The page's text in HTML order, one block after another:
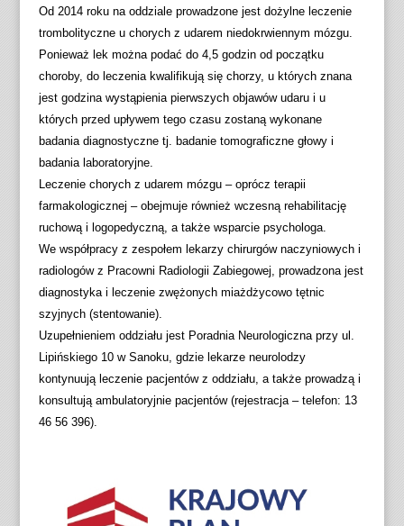
Od 2014 roku na oddziale prowadzone jest dożylne leczenie
trombolityczne u chorych z udarem niedokrwiennym mózgu.
Ponieważ lek można podać do 4,5 godzin od początku
choroby, do leczenia kwalifikują się chorzy, u których znana
jest godzina wystąpienia pierwszych objawów udaru i u
których przed upływem tego czasu zostaną wykonane
badania diagnostyczne tj. badanie tomograficzne głowy i
badania laboratoryjne.
Leczenie chorych z udarem mózgu – oprócz terapii
farmakologicznej – obejmuje również wczesną rehabilitację
ruchową i logopedyczną, a także wsparcie psychologa.
We współpracy z zespołem lekarzy chirurgów naczyniowych i
radiologów z Pracowni Radiologii Zabiegowej, prowadzona jest
diagnostyka i leczenie zwężonych miażdżycowo tętnic
szyjnych (stentowanie).
Uzupełnieniem oddziału jest Poradnia Neurologiczna przy ul.
Lipińskiego 10 w Sanoku, gdzie lekarze neurolodzy
kontynuują leczenie pacjentów z oddziału, a także prowadzą i
konsultują ambulatoryjnie pacjentów (rejestracja – telefon: 13
46 56 396).